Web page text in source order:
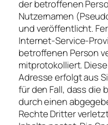
der betroffenen
Nutzernamen
und veröffentlicht.
Internet-Service-
betroffenen Person
mitprotokolliert.
Adresse erfolgt aus
für den Fall, dass die
durch einen
Rechte Dritter